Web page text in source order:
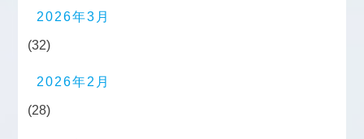
2026年3月
(32)
2026年2月
(28)